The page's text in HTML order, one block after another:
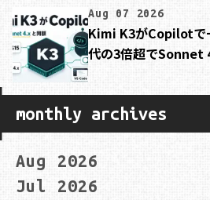
Aug 07 2026
Kimi K3がCopilotで
代の3倍超でSonnet
monthly archives
Aug 2026
Jul 2026